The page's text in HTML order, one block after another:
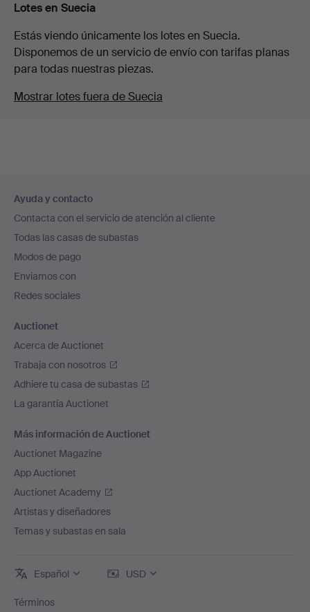
Lotes en Suecia
Estás viendo únicamente los lotes en Suecia.
Disponemos de un servicio de envío con tarifas planas
para todas nuestras piezas.
Mostrar lotes fuera de Suecia
en
el
pie
de
página
Ayuda y contacto
Contacta con el servicio de atención al cliente
Todas las casas de subastas
Modos de pago
Enviamos con
Redes sociales
Auctionet
Acerca de Auctionet
Trabaja con nosotros
Adhiere tu casa de subastas
La garantía Auctionet
Más información de Auctionet
Auctionet Magazine
App Auctionet
Auctionet Academy
Artistas y diseñadores
Temas y subastas en sala
Español USD
Términos